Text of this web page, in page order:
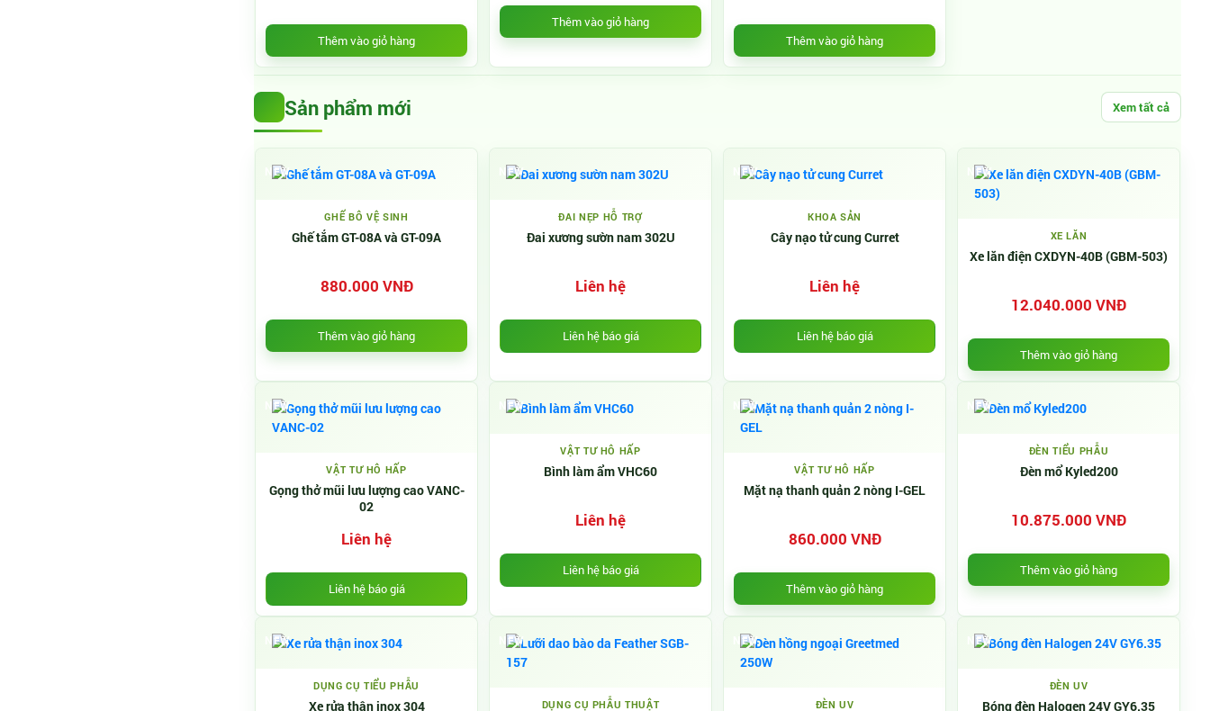
Thêm vào giỏ hàng
Thêm vào giỏ hàng
Thêm vào giỏ hàng
Sản phẩm mới Xem tất cả
NEW
GHẾ BÔ VỆ SINH
Ghế tắm GT-08A và GT-09A
880.000 VNĐ
Thêm vào giỏ hàng
NEW
ĐAI NẸP HỖ TRỢ
Đai xương sườn nam 302U
Liên hệ
Liên hệ báo giá
NEW
KHOA SẢN
Cây nạo tử cung Curret
Liên hệ
Liên hệ báo giá
NEW
XE LĂN
Xe lăn điện CXDYN-40B (GBM-503)
12.040.000 VNĐ
Thêm vào giỏ hàng
NEW
VẬT TƯ HÔ HẤP
Gọng thở mũi lưu lượng cao VANC-
02
Liên hệ
Liên hệ báo giá
NEW
VẬT TƯ HÔ HẤP
Bình làm ẩm VHC60
Liên hệ
Liên hệ báo giá
NEW
VẬT TƯ HÔ HẤP
Mặt nạ thanh quản 2 nòng I-GEL
860.000 VNĐ
Thêm vào giỏ hàng
NEW
ĐÈN TIỂU PHẪU
Đèn mổ Kyled200
10.875.000 VNĐ
Thêm vào giỏ hàng
NEW
DỤNG CỤ TIỂU PHẪU
Xe rửa thận inox 304
NEW
DỤNG CỤ PHẪU THUẬT
NEW
ĐÈN UV
NEW
ĐÈN UV
Bóng đèn Halogen 24V GY6.35